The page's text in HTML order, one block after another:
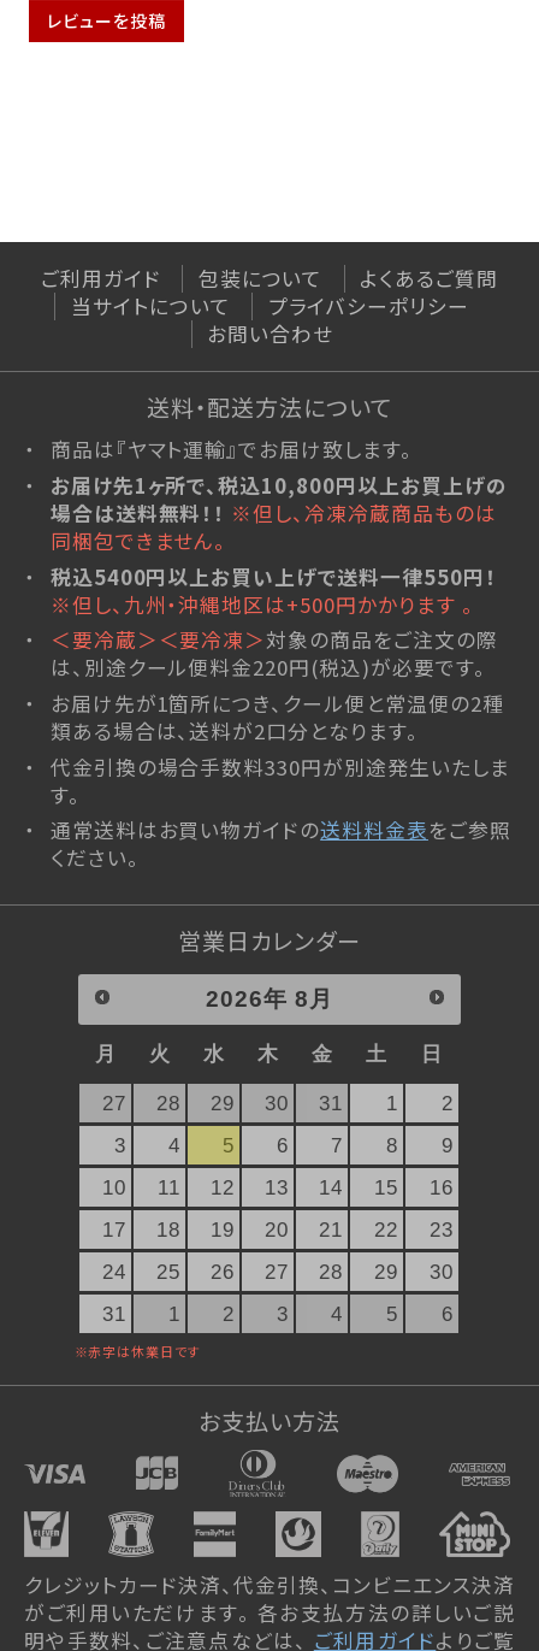
レビューを投稿
ご利用ガイド 包装について
よくあるご質問
当サイトについて
プライバシーポリシー
お問い合わせ
送料・配送方法について
商品は『ヤマト運輸』でお届け致します。
お届け先1ヶ所で、税込10,800円以上お買上げの
場合は送料無料！！ ※但し、冷凍冷蔵商品ものは
同梱包できません。
税込5400円以上お買い上げで送料一律550円！
※但し、九州・沖縄地区は+500円かかります 。
＜要冷蔵＞＜要冷凍＞対象の商品をご注文の際
は、別途クール便料金220円(税込)が必要です。
お届け先が1箇所につき、クール便と常温便の2種
類ある場合は、送料が2口分となります。
代金引換の場合手数料330円が別途発生いたしま
す。
通常送料はお買い物ガイドの送料料金表をご参照
ください。
営業日カレンダー
2026年 8月
月 火 水 木 金 土 日
27 28 29 30 31 1
2
3
4 5 6 7 8
9
10
11 12 13 14 15
16
17
18 19 20 21 22
23
24
25 26 27 28 29
30
31
1 2 3 4 5 6
お支払い方法
クレジットカード決済、代金引換、コンビニエンス決済
がご利用いただけます。 各お支払方法の詳しいご説
明や手数料、ご注意点などは、 ご利用ガイドよりご覧